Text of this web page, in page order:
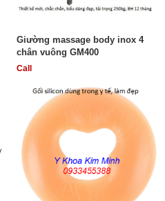
Giường massage body inox 4
chân vuông GM400
Call